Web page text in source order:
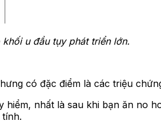
u đầu tụy phát triển lớn.
có đặc điểm là các triệu
nhất là sau khi bạn ăn no